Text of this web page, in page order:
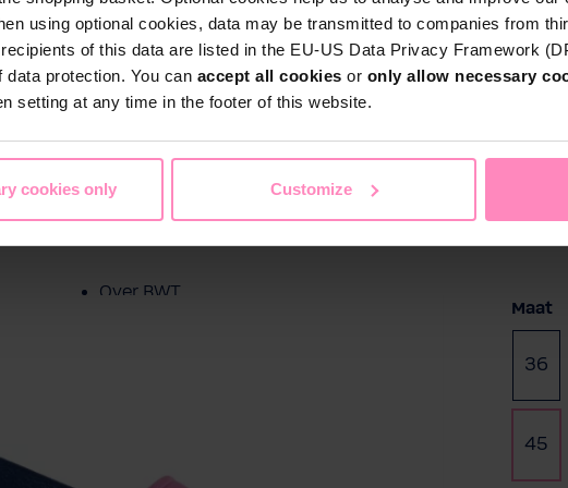
using optional cookies, data may be transmitted to companies from
of this data are listed in the EU-US Data Privacy Framework
data protection. You can accept all cookies or only allow necessary
setting at any time in the footer of this website.
cookies only Customize
Particulieren
Zakelijke klanten
Over BWT
voor Thuis Sport &
Maat
36
45